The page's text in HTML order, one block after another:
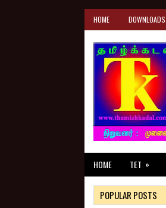
HOME DOWNLOADS
HOME TET »
POPULAR POSTS